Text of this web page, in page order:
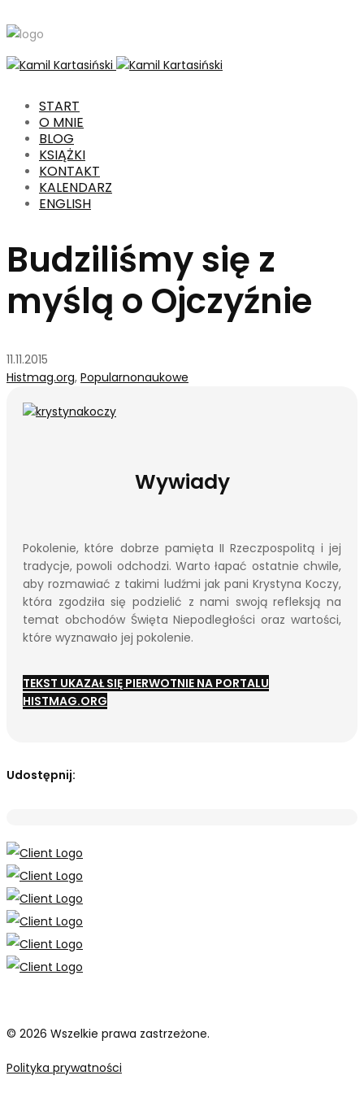
START
O MNIE
BLOG
KSIĄŻKI
KONTAKT
KALENDARZ
ENGLISH
Budziliśmy się z
myślą o Ojczyźnie
11.11.2015
Histmag.org, Popularnonaukowe
Wywiady
Pokolenie, które dobrze pamięta II Rzeczpospolitą i jej
tradycje, powoli odchodzi. Warto łapać ostatnie chwile,
aby rozmawiać z takimi ludźmi jak pani Krystyna Koczy,
która zgodziła się podzielić z nami swoją refleksją na
temat obchodów Święta Niepodległości oraz wartości,
które wyznawało jej pokolenie.
TEKST UKAZAŁ SIĘ PIERWOTNIE NA PORTALU
HISTMAG.ORG
Udostępnij:
© 2026 Wszelkie prawa zastrzeżone.
Polityka prywatności